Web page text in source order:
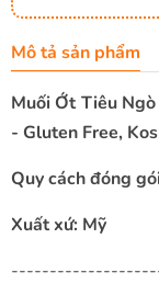
Mô tả sản phẩm
Muối Ớt Tiêu
- Gluten Free,
Quy cách đóng
Xuất xứ: Mỹ